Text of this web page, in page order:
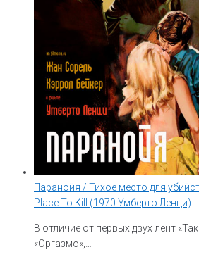
Паранойя / Тихое место для
Place To Kill (1970 Умберто Ленци)
В отличие от первых двух лент
«Оргазмо«,…